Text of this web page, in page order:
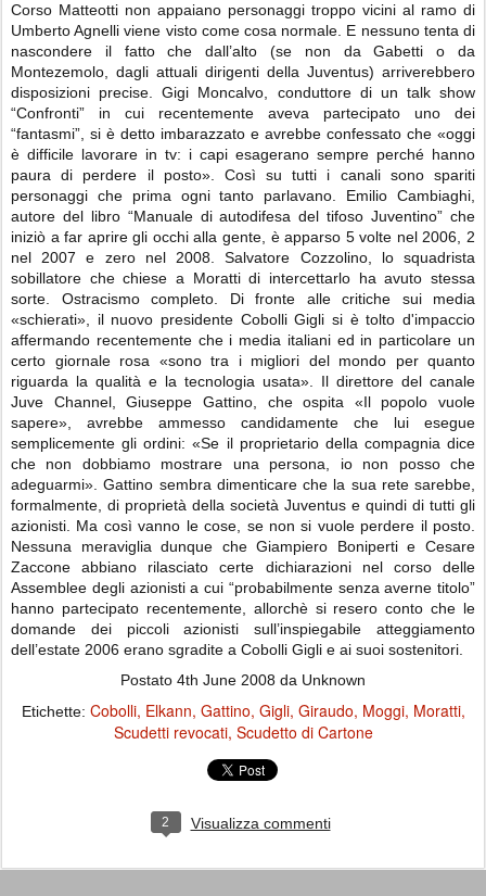
Corso Matteotti non appaiano personaggi troppo vicini al ramo di
Umberto Agnelli viene visto come cosa normale. E nessuno tenta di
nascondere il fatto che dall’alto (se non da Gabetti o da
Montezemolo, dagli attuali dirigenti della Juventus) arriverebbero
disposizioni precise. Gigi Moncalvo, conduttore di un talk show
“Confronti” in cui recentemente aveva partecipato uno dei
“fantasmi”, si è detto imbarazzato e avrebbe confessato che «oggi
è difficile lavorare in tv: i capi esagerano sempre perché hanno
paura di perdere il posto». Così su tutti i canali sono spariti
personaggi che prima ogni tanto parlavano. Emilio Cambiaghi,
autore del libro “Manuale di autodifesa del tifoso Juventino” che
iniziò a far aprire gli occhi alla gente, è apparso 5 volte nel 2006, 2
nel 2007 e zero nel 2008. Salvatore Cozzolino, lo squadrista
sobillatore che chiese a Moratti di intercettarlo ha avuto stessa
sorte. Ostracismo completo. Di fronte alle critiche sui media
«schierati», il nuovo presidente Cobolli Gigli si è tolto d'impaccio
affermando recentemente che i media italiani ed in particolare un
certo giornale rosa «sono tra i migliori del mondo per quanto
riguarda la qualità e la tecnologia usata». Il direttore del canale
Juve Channel, Giuseppe Gattino, che ospita «Il popolo vuole
sapere», avrebbe ammesso candidamente che lui esegue
semplicemente gli ordini: «Se il proprietario della compagnia dice
che non dobbiamo mostrare una persona, io non posso che
adeguarmi». Gattino sembra dimenticare che la sua rete sarebbe,
formalmente, di proprietà della società Juventus e quindi di tutti gli
azionisti. Ma così vanno le cose, se non si vuole perdere il posto.
Nessuna meraviglia dunque che Giampiero Boniperti e Cesare
Zaccone abbiano rilasciato certe dichiarazioni nel corso delle
Assemblee degli azionisti a cui “probabilmente senza averne titolo”
hanno partecipato recentemente, allorchè si resero conto che le
domande dei piccoli azionisti sull’inspiegabile atteggiamento
dell’estate 2006 erano sgradite a Cobolli Gigli e ai suoi sostenitori.
Postato 4th June 2008 da Unknown
Etichette: Cobolli Elkann Gattino Gigli Giraudo Moggi Moratti
Scudetti revocati Scudetto di Cartone
2 Visualizza commenti